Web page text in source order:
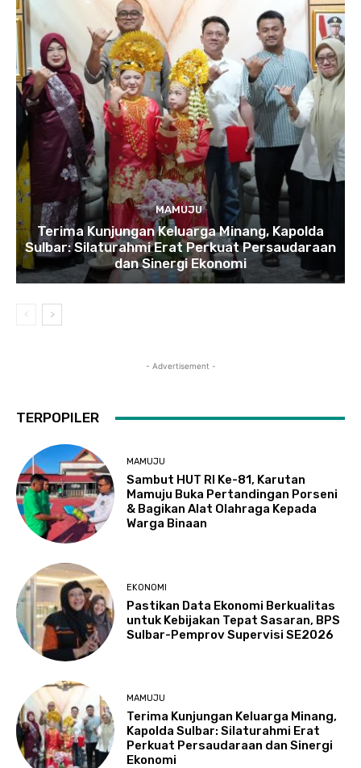
MAMUJU
Terima Kunjungan Keluarga Minang, Kapolda
Sulbar: Silaturahmi Erat Perkuat Persaudaraan
dan Sinergi Ekonomi
- Advertisement -
TERPOPILER
MAMUJU
Sambut HUT RI Ke-81, Karutan
Mamuju Buka Pertandingan Porseni
& Bagikan Alat Olahraga Kepada
Warga Binaan
EKONOMI
Pastikan Data Ekonomi Berkualitas
untuk Kebijakan Tepat Sasaran, BPS
Sulbar-Pemprov Supervisi SE2026
MAMUJU
Terima Kunjungan Keluarga Minang,
Kapolda Sulbar: Silaturahmi Erat
Perkuat Persaudaraan dan Sinergi
Ekonomi